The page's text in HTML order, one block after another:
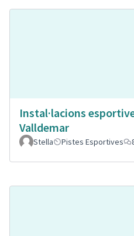
Instal·lacions
Valldemar
Stella Pistes Esportives